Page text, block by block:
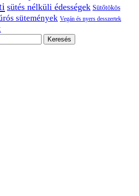
sütés nélküli édességek Sütőtökös
sütemények Vegán és nyers desszertek